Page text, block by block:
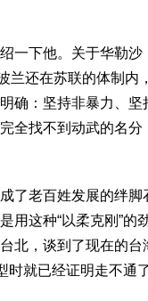
一下他。关于华勒
兰还在苏联的体制内
确：坚持非暴力、
全找不到动武的名
了老百姓发展的绊
用这种“以柔克刚”的
北，谈到了现在的
时就已经证明走不通了